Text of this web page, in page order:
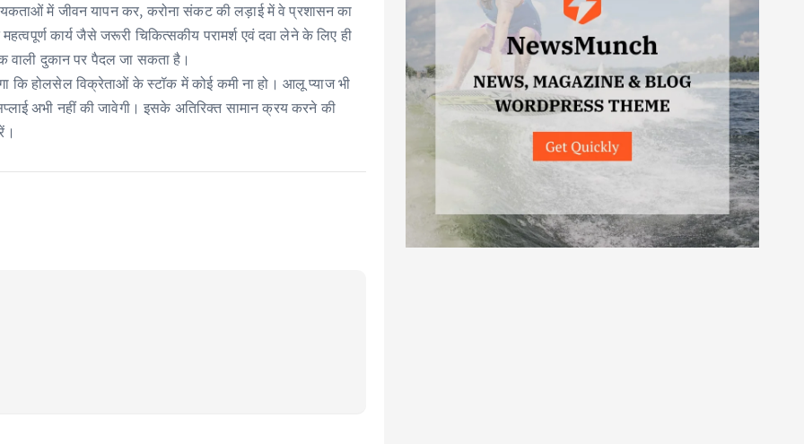
में जीवन यापन कर, करोना संकट की लड़ाई में वे प्रशासन का
कार्य जैसे जरूरी चिकित्सकीय परामर्श एवं दवा लेने के लिए ही
दुकान पर पैदल जा सकता है।
कि होलसेल विक्रेताओं के स्टॉक में कोई कमी ना हो। आलू प्याज भी
अभी नहीं की जावेगी। इसके अतिरिक्त सामान क्रय करने की